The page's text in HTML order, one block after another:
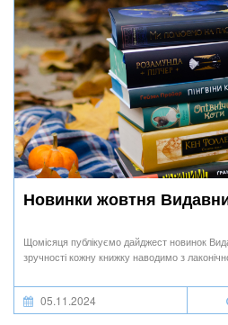
Новинки жовтня
Щомісяця публікуємо дайджест новинок
зручності кожну книжку наводимо з
05.11.2024